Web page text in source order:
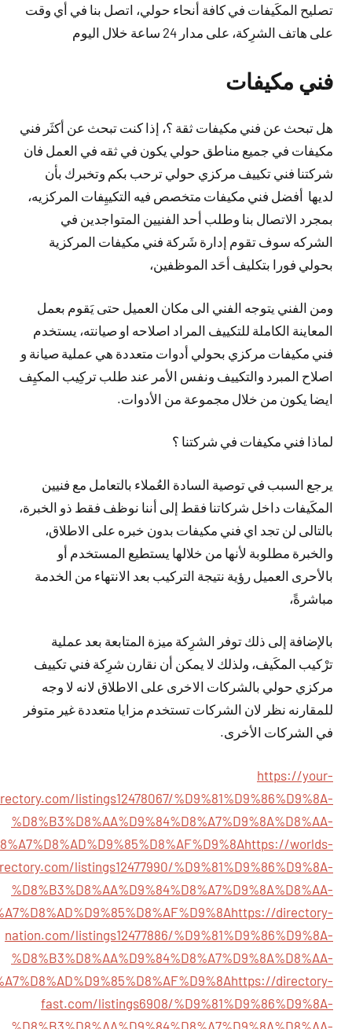
تصليح المكَيفات في كافة أنحاء حولي، اتصل بنا في أي وقت
على هاتف الشرِكة، على مدار 24 ساعة خلال اليوم
فني مكيفات
هل تبحث عن فني مكيفات ثقة ؟، إذا كنت تبحث عن أكثَر فني
مكيفات في جميع مناطق حولي يكون في ثقه في العمل فان
شركتنا فني تكييف مركزي حولي ترحب بكم وتخبرك بأن
لديها أفضل فني مكيفات متخصص فيه التكييِفات المركزيه،
بمجرد الاتصال بنا وطلب أحد الفنيين المتواجدين في
الشركه سوف تقوم إدارة شَركة فني مكيفات المركزية
بحولي فورا بتكليف أحَد الموظفين،
ومن الفني يتوجه الفني الى مكان العميل حتى يَقوم بعمل
المعاينة الكاملة للتكييف المراد اصلاحه او صيانته، يستخدم
فني مكيفات مركزي بحولي أدوات متعددة هي عملية صيانة و
اصلاح المبرد والتكييف ونفس الأمر عند طلب تركِيب المكيِف
ايضا يكون من خلال مجموعة من الأدوات.
لماذا فني مكيفات في شركتنا ؟
يرجع السبب في توصية السادة العُملاء بالتعامل مع فنيين
المكَيفات داخل شركاتنا فقط إلى أننا نوظف فقط ذو الخبرة،
بالتالى لن تجد اي فني مكيفات بدون خبره على الاطلاق،
والخبرة مطلوبة لأنها من خلالها يستطيع المستخدم أو
بالأحرى العميل رؤية نتيجة التركيب بعد الانتهاء من الخدمة
مباشرةً،
بالإضافة إلى ذلك توفر الشرِكة ميزة المتابعة بعد عملية
ترْكيب المكَيف، ولذلك لا يمكن أن نقارن شرِكة فني تكييف
مركزي حولي بالشركات الاخرى على الاطلاق لانه لا وجه
للمقارنه نظر لان الشركات تستخدم مزايا متعددة غير متوفر
في الشركات الأخرى.
https://your-
listings12478067/%D9%81%D9%86%D9%8A-
%D8%B3%D8%AA%D9%84%D8%A7%D9%8A%D8%AA-
https://worlds-
listings12477990/%D9%81%D9%86%D9%8A-
%D8%B3%D8%AA%D9%84%D8%A7%D9%8A%D8%AA-
https://directory-
nation.com/listings12477886/%D9%81%D9%86%D9%8A-
%D8%B3%D8%AA%D9%84%D8%A7%D9%8A%D8%AA-
https://directory-
fast.com/listings6908/%D9%81%D9%86%D9%8A-
%D8%B3%D8%AA%D9%84%D8%A7%D9%8A%D8%AA-